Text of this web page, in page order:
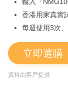
香港用家真實
每週使用3次
立即選購
資料由客戶提供